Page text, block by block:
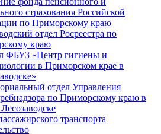
страхования Российской
по Приморскому краю
отдел Росреестра по
краю
ФБУЗ «Центр гигиены и
в Приморском крае в
отдел Управления
по Приморскому краю в
транспорта